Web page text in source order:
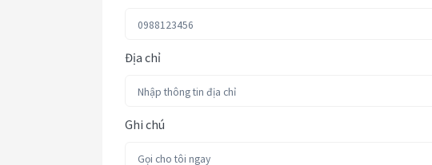
Địa chỉ
Ghi chú